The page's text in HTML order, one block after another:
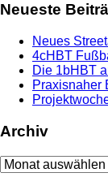
Neueste
Neues
4cHBT
Die 1bHBT
Praxisnaher
Archiv
Archiv